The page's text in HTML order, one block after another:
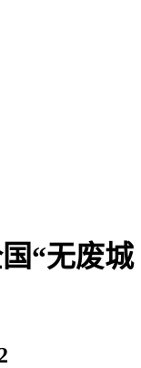
“无废城